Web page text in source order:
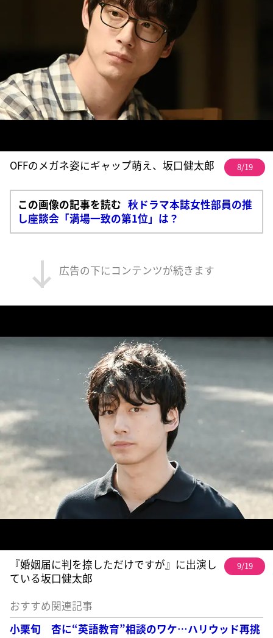
OFFのメガネ姿にギャップ萌え、坂口健太郎 8/19
この画像の記事を読む 秋ドラマ本誌女性部員の推
し座談会「満場一致の第1位」は？
広告の下にコンテンツが続きます
『婚姻届に判を捺しただけですが』に出演し
ている坂口健太郎
9/19
おすすめ関連記事
小栗旬 杏に“英語教育”相談のワケ…ハリウッド再挑